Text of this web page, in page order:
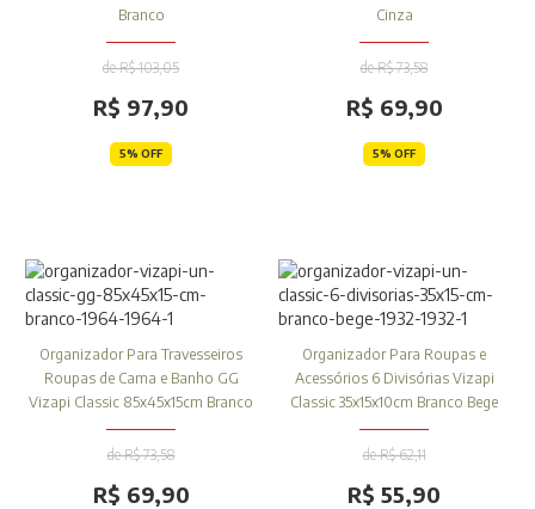
Branco
de R$ 103,05
R$ 97,90
5% OFF
Cinza
de R$ 73,58
R$ 69,90
5% OFF
Organizador Para Travesseiros
Roupas de Cama e Banho GG
Vizapi Classic 85x45x15cm Branco
de R$ 73,58
R$ 69,90
Organizador Para Roupas e
Acessórios 6 Divisórias Vizapi
Classic 35x15x10cm Branco Bege
de R$ 62,11
R$ 55,90